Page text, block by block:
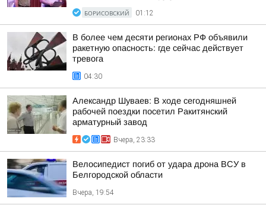
БОРИСОВСКИЙ 01:12
В более чем десяти регионах РФ объявили
ракетную опасность: где сейчас действует
тревога
04:30
Александр Шуваев: В ходе сегодняшней
рабочей поездки посетил Ракитянский
арматурный завод
Вчера, 23:33
Велосипедист погиб от удара дрона ВСУ в
Белгородской области
Вчера, 19:54